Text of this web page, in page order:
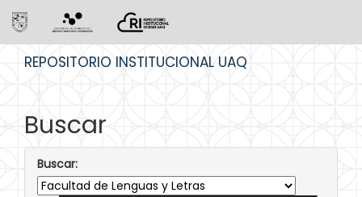
REPOSITORIO INSTITUCIONAL UAQ
Buscar
Buscar: